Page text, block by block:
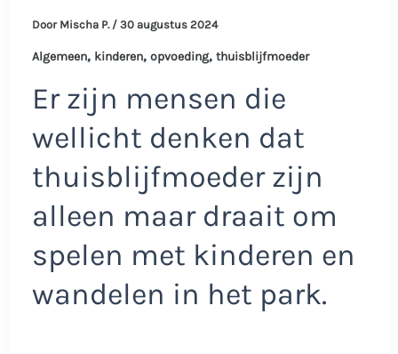
Door Mischa P. / 30 augustus 2024
Algemeen, kinderen, opvoeding, thuisblijfmoeder
Er zijn mensen die
wellicht denken dat
thuisblijfmoeder zijn
alleen maar draait om
spelen met kinderen en
wandelen in het park.